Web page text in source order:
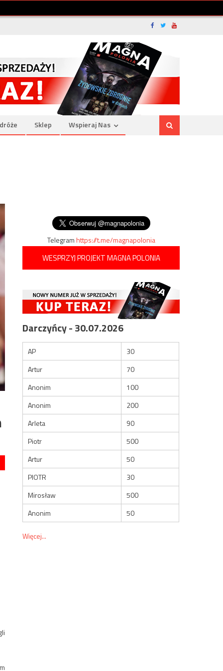
Sklep Wspieraj Nas
Telegramhttps://t.me/magnapolonia
WESPRZYJ PROJEKT MAGNA POLONIA
Darczyńcy - 30.07.2026
AP
30
Artur
70
Anonim
100
Anonim
200
Arleta
90
Piotr
500
Artur
50
PIOTR
30
Mirosław
500
Anonim
50
Więcej...